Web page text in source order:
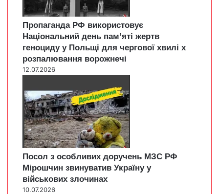
Пропаганда РФ використовує
Національний день пам’яті жертв
геноциду у Польщі для чергової хвилі х
розпалювання ворожнечі
12.07.2026
Посол з особливих доручень МЗС РФ
Мірошчин звинуватив Україну у
військових злочинах
10.07.2026